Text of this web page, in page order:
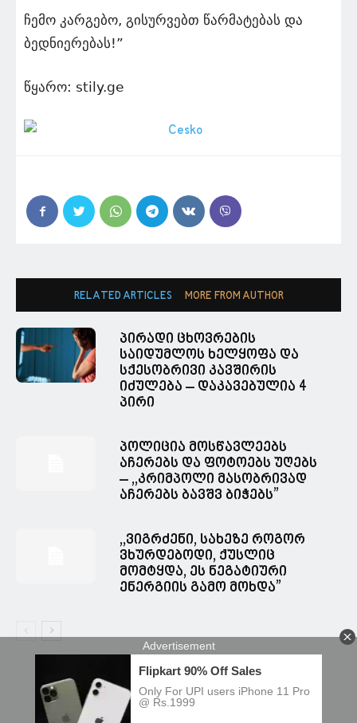
ჩემო კარგებო, გისურვებთ წარმატებას და
ბედნიერებას!”
წყარო: stily.ge
RELATED ARTICLES MORE FROM AUTHOR
პირადი ცხოვრების
საიდუმლოს ხელყოფა და
სქესობრივი კავშირის
იძულება – დაკავებულია 4
პირი
პოლიცია მოსწავლეებს
აჩერებს და ფოტოებს უღებს
– ,,კრიმპოლი მასობრივად
აჩერებს ბავშვ ბიჭებს”
,,ვიგრძენი, სახეზე როგორ
ვხურდებოდი, ქუსლიც
მომტყდა, ეს ნეგატიური
ენერგიის გამო მოხდა”
© Spacesnews • სფეისნიუსი